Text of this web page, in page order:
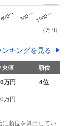
ンキングを見る
央値 順位
万円 4位
万円
順位を算出してい